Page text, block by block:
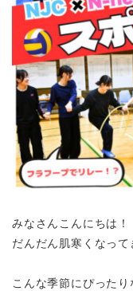
みなさんこんにちは！
だんだん肌寒くなって
こんな季節にぴったり